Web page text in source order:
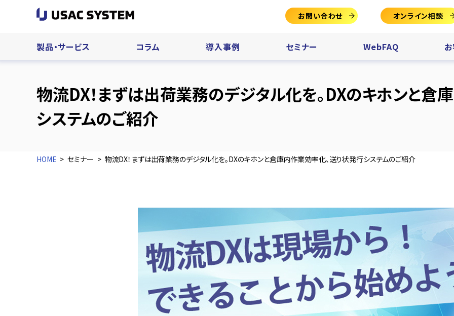
製品・サービス コラム 導入事例 セミナー WebFAQ
お問い合わせ オンライン相談
物流DX！まずは出荷業務のデジタル化を。DXのキホンと倉
システムのご紹介
HOME セミナー 物流DX！まずは出荷業務のデジタル化を。DXのキホンと倉庫内作業効率化、送り状発行システムのご紹介